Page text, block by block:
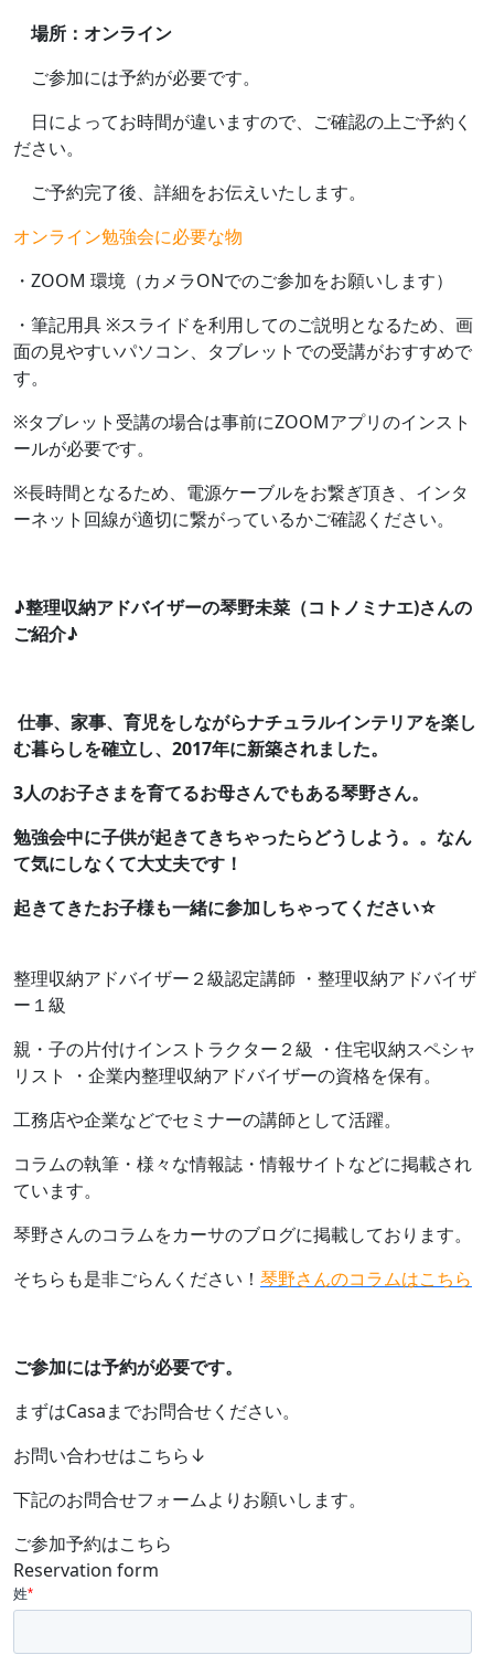
場所：オンライン
ご参加には予約が必要です。
日によってお時間が違いますので、ご確認の上ご予約く
ださい。
ご予約完了後、詳細をお伝えいたします。
オンライン勉強会に必要な物
・ZOOM 環境（カメラONでのご参加をお願いします）
・筆記用具 ※スライドを利用してのご説明となるため、画
面の見やすいパソコン、タブレットでの受講がおすすめで
す。
※タブレット受講の場合は事前にZOOMアプリのインスト
ールが必要です。
※長時間となるため、電源ケーブルをお繋ぎ頂き、インタ
ーネット回線が適切に繋がっているかご確認ください。
♪整理収納アドバイザーの琴野未菜（コトノミナエ)さんの
ご紹介♪
仕事、家事、育児をしながらナチュラルインテリアを楽し
む暮らしを確立し、2017年に新築されました。
3人のお子さまを育てるお母さんでもある琴野さん。
勉強会中に子供が起きてきちゃったらどうしよう。。なん
て気にしなくて大丈夫です！
起きてきたお子様も一緒に参加しちゃってください☆
整理収納アドバイザー２級認定講師 ・整理収納アドバイザ
ー１級
親・子の片付けインストラクター２級 ・住宅収納スペシャ
リスト ・企業内整理収納アドバイザーの資格を保有。
工務店や企業などでセミナーの講師として活躍。
コラムの執筆・様々な情報誌・情報サイトなどに掲載され
ています。
琴野さんのコラムをカーサのブログに掲載しております。
そちらも是非ごらんください！ 琴野さんのコラムはこちら
ご参加には予約が必要です。
まずはCasaまでお問合せください。
お問い合わせはこちら↓
下記のお問合せフォームよりお願いします。
ご参加予約はこちら
Reservation form